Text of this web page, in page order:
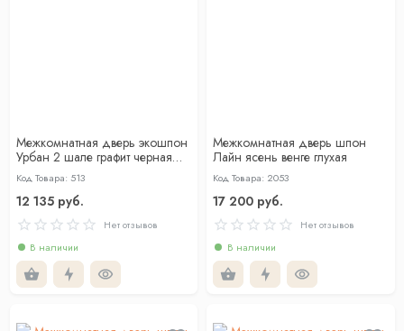
Межкомнатная дверь экошпон
Урбан 2 шале графит черная
кромка глухая
Код Товара: 513
12 135 руб.
Нет отзывов
В наличии
Межкомнатная дверь шпон
Лайн ясень венге глухая
Код Товара: 2053
17 200 руб.
Нет отзывов
В наличии